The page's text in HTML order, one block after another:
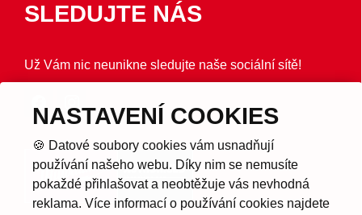
SLEDUJTE NÁS
Už Vám nic neunikne sledujte naše sociální sítě!
NASTAVENÍ COOKIES
🍪 Datové soubory cookies vám usnadňují
používání našeho webu. Díky nim se nemusíte
pokaždé přihlašovat a neobtěžuje vás nevhodná
reklama. Více informací o používání cookies najdete